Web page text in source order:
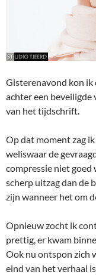
Gisterenavond kon ik
achter een
van het tijdschrift.
Op dat moment zag
weliswaar de
compressie niet goed
scherp uitzag dan de
zijn wanneer het om
Opnieuw zocht ik
prettig, er kwam
Ook nu ontspon zich
eind van het verhaal